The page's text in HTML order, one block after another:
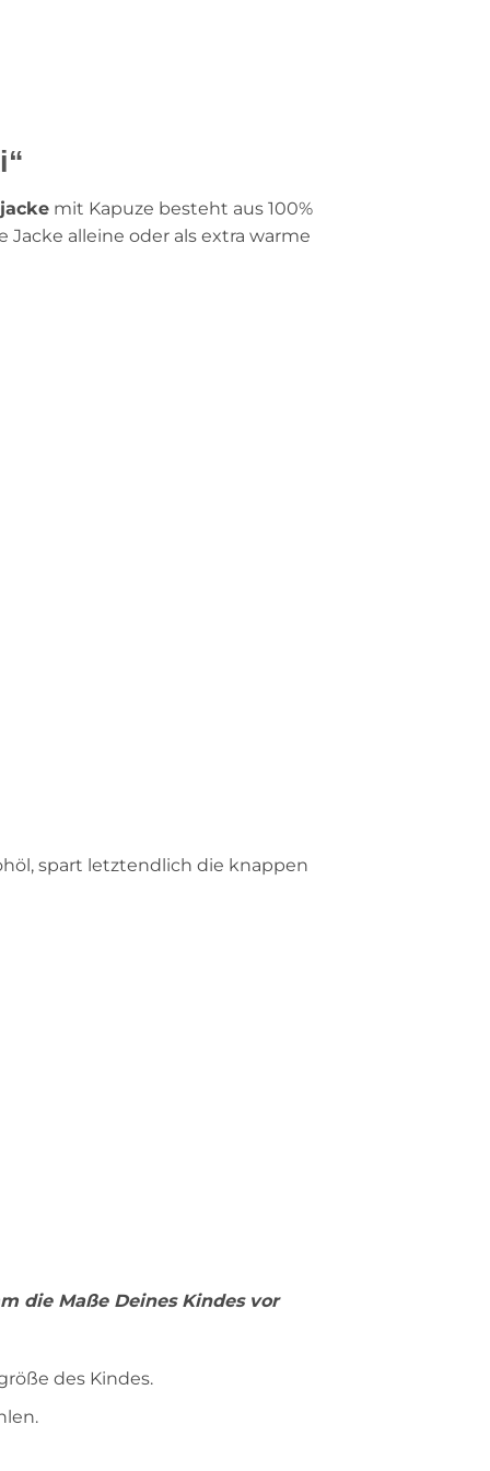
mit Kapuze besteht aus 100%
alleine oder als extra warme
spart letztendlich die knappen
die Maße Deines Kindes vor
des Kindes.